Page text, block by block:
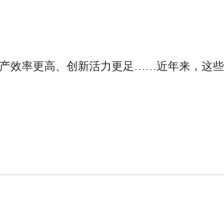
效率更高、创新活力更足……近年来，这